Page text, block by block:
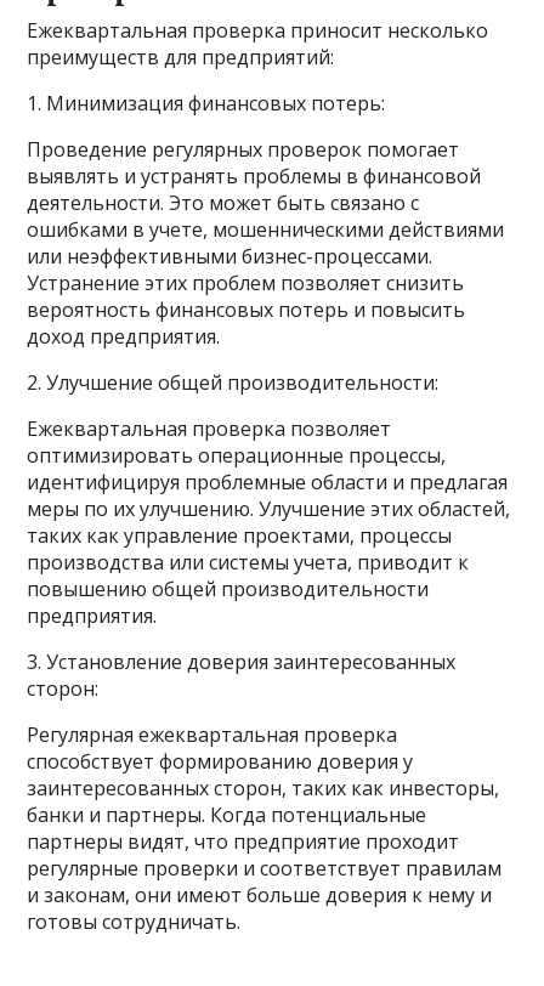
Ежеквартальная проверка приносит несколько
преимуществ для предприятий:
1. Минимизация финансовых потерь:
Проведение регулярных проверок помогает
выявлять и устранять проблемы в финансовой
деятельности. Это может быть связано с
ошибками в учете, мошенническими действиями
или неэффективными бизнес-процессами.
Устранение этих проблем позволяет снизить
вероятность финансовых потерь и повысить
доход предприятия.
2. Улучшение общей производительности:
Ежеквартальная проверка позволяет
оптимизировать операционные процессы,
идентифицируя проблемные области и предлагая
меры по их улучшению. Улучшение этих областей,
таких как управление проектами, процессы
производства или системы учета, приводит к
повышению общей производительности
предприятия.
3. Установление доверия заинтересованных
сторон:
Регулярная ежеквартальная проверка
способствует формированию доверия у
заинтересованных сторон, таких как инвесторы,
банки и партнеры. Когда потенциальные
партнеры видят, что предприятие проходит
регулярные проверки и соответствует правилам
и законам, они имеют больше доверия к нему и
готовы сотрудничать.